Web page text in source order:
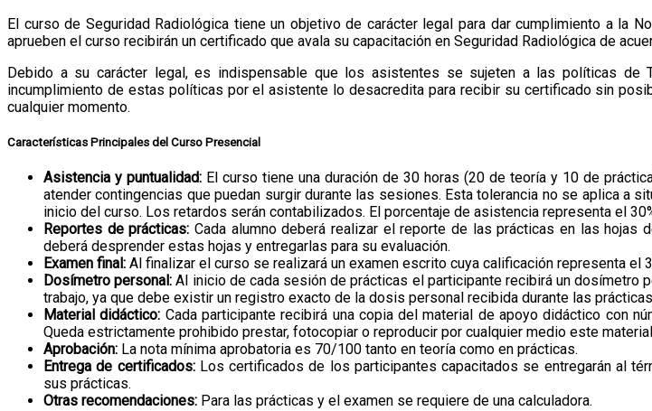
El curso de Seguridad Radiológica tiene un objetivo de carácter legal para dar cumplimiento a la
aprueben el curso recibirán un certificado que avala su capacitación en Seguridad Radiológica de
Debido a su carácter legal, es indispensable que los asistentes se sujeten a las políticas de
incumplimiento de estas políticas por el asistente lo desacredita para recibir su certificado sin
cualquier momento.
Características Principales del Curso Presencial
Asistencia y puntualidad: El curso tiene una duración de 30 horas (20 de teoría y 10 de
atender contingencias que puedan surgir durante las sesiones. Esta tolerancia no se aplica a
inicio del curso. Los retardos serán contabilizados. El porcentaje de asistencia representa el
Reportes de prácticas: Cada alumno deberá realizar el reporte de las prácticas en las
deberá desprender estas hojas y entregarlas para su evaluación.
Examen final: Al finalizar el curso se realizará un examen escrito cuya calificación representa el
Dosímetro personal: Al inicio de cada sesión de prácticas el participante recibirá un dosímetro
trabajo, ya que debe existir un registro exacto de la dosis personal recibida durante las
Material didáctico: Cada participante recibirá una copia del material de apoyo didáctico con
Queda estrictamente prohibido prestar, fotocopiar o reproducir por cualquier medio este
Aprobación: La nota mínima aprobatoria es 70/100 tanto en teoría como en prácticas.
Entrega de certificados:Los certificados de los participantes capacitados se entregarán al
sus prácticas.
Otras recomendaciones: Para las prácticas y el examen se requiere de una calculadora.